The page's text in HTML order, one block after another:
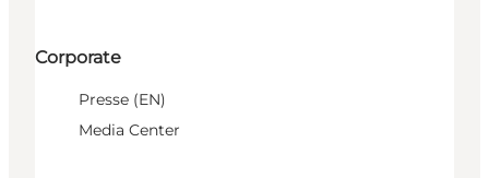
Corporate
Presse (EN)
Media Center